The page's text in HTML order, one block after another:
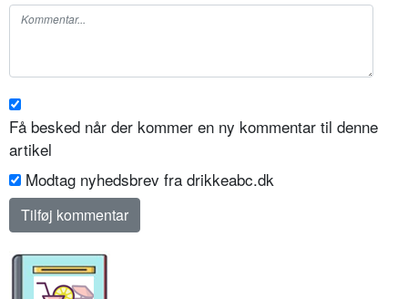
Få besked når der kommer en ny kommentar til denne
artikel
Modtag nyhedsbrev fra drikkeabc.dk